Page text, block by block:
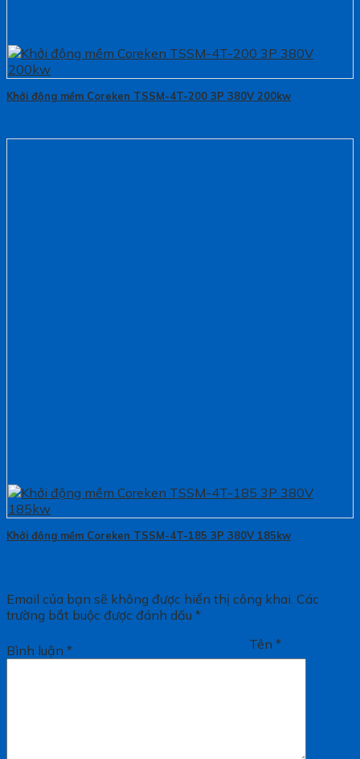
Khởi động mềm Coreken TSSM-4T-200 3P 380V 200kw
Khởi động mềm Coreken TSSM-4T-185 3P 380V 185kw
Email của bạn sẽ không được hiển thị công khai. Các
trường bắt buộc được đánh dấu *
Bình luận * Tên*